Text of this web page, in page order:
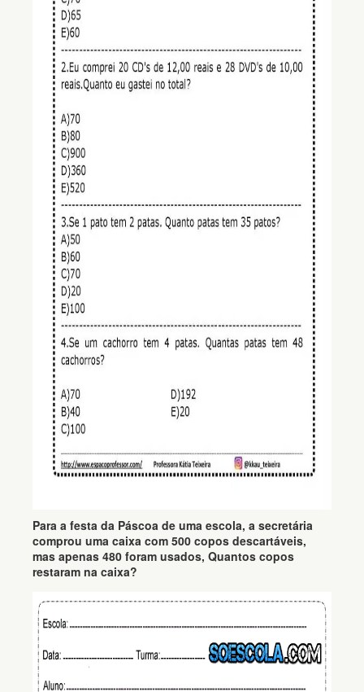
Para a festa da Páscoa de uma escola, a secretária
comprou uma caixa com 500 copos descartáveis,
mas apenas 480 foram usados, Quantos copos
restaram na caixa?